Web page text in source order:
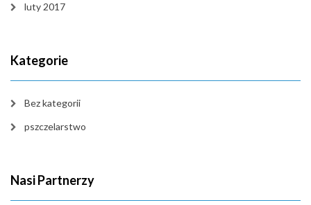
luty 2017
Kategorie
Bez kategorii
pszczelarstwo
Nasi Partnerzy